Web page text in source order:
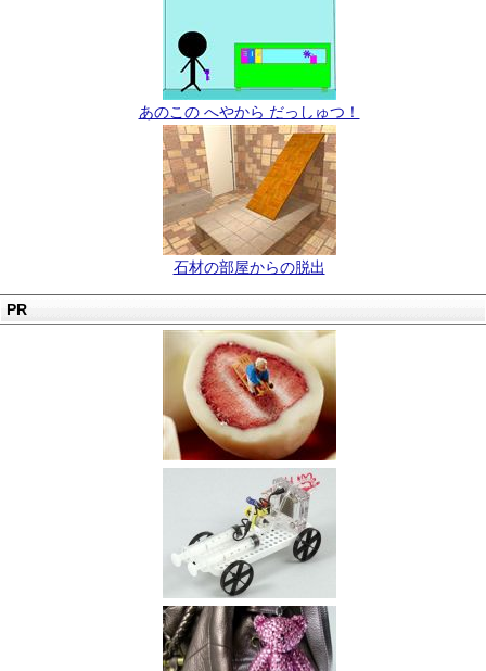
あのこの へやから だっしゅつ！
石材の部屋からの脱出
PR